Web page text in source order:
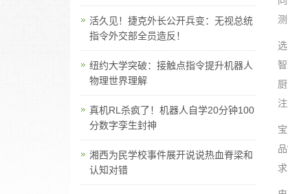
活久见！捷克外长公开兵变：无视总统
指令外交部全员造反！
纽约大学突破：接触点指令提升机器人
物理世界理解
真机RL杀疯了！机器人自学20分钟100
分数字孪生封神
湘西为民学校事件展开说说热血脊梁和
认知对错